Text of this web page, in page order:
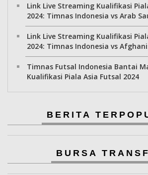
Link Live Streaming Kualifikasi
2024: Timnas Indonesia vs Arab
Link Live Streaming Kualifikasi
2024: Timnas Indonesia vs
Timnas Futsal Indonesia Bantai
Kualifikasi Piala Asia Futsal 2024
BERITA
BURSA